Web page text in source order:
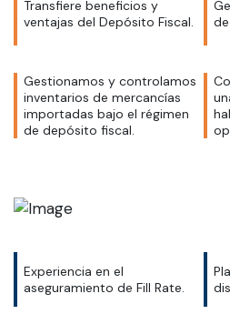
Transfiere beneficios y
ventajas del Depósito Fiscal.
Gestionamos y controlamos
inventarios de mercancías
importadas bajo el régimen
de depósito fiscal.
Experiencia en el
aseguramiento de Fill Rate.